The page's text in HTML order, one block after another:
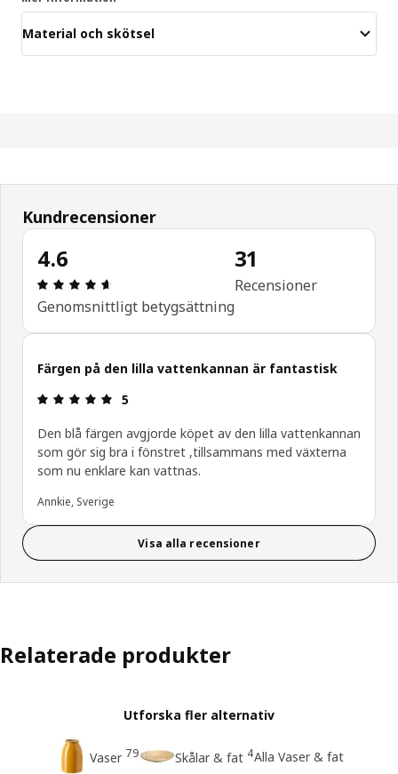
Material och skötsel
Kundrecensioner
4.6
Recension: 4.6 / 5 stjärnor. Totalt antal
Genomsnittligt betygsättning
31
Recensioner
Färgen på den lilla vattenkannan är fantastisk
Recension: 5 / 5 stjärnor.
5
Den blå färgen avgjorde köpet av den lilla vattenkannan
som gör sig bra i fönstret ,tillsammans med växterna
som nu enklare kan vattnas.
Annkie, Sverige
Visa alla recensioner
Relaterade produkter
Utforska fler alternativ
Vaser 79 Skålar & fat 4Alla Vaser & fat